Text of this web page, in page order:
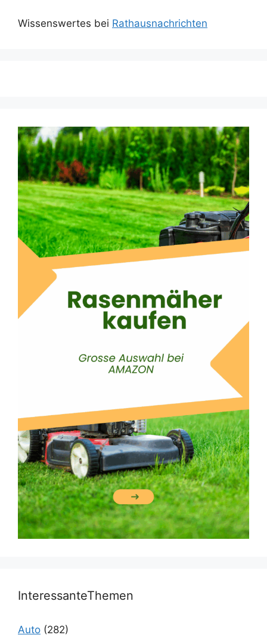
Wissenswertes bei Rathausnachrichten
InteressanteThemen
Auto (282)